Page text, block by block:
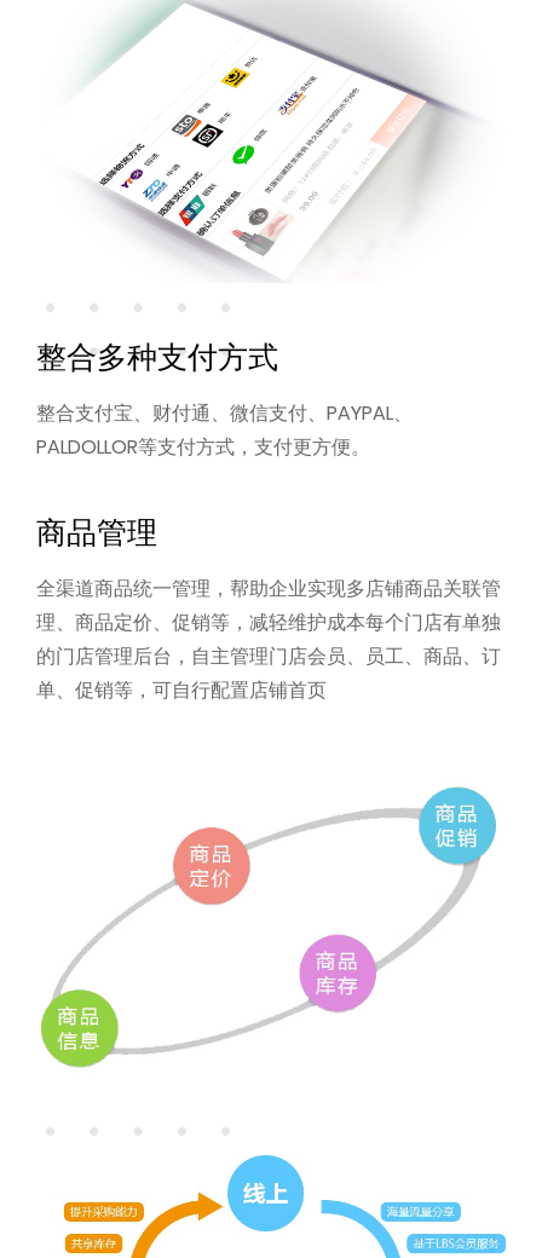
整合多种支付方式
整合支付宝、财付通、微信支付、PAYPAL、
PALDOLLOR等支付方式，支付更方便。
商品管理
全渠道商品统一管理，帮助企业实现多店铺商品关联管
理、商品定价、促销等，减轻维护成本每个门店有单独
的门店管理后台，自主管理门店会员、员工、商品、订
单、促销等，可自行配置店铺首页